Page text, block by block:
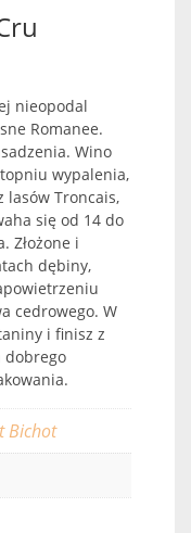
nieopodal
Romanee.
Wino
wypalenia,
lasów Troncais,
się od 14 do
Złożone i
dębiny,
cedrowego. W
i finisz z
dobrego
Bichot